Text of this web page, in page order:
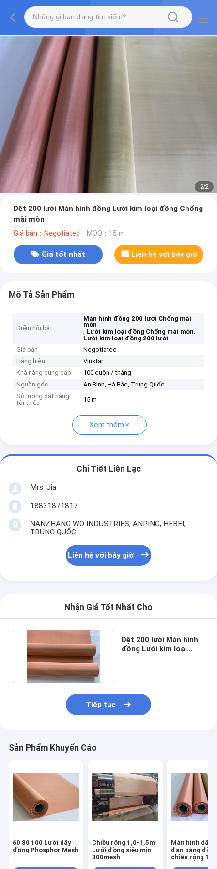
2/2
Dệt 200 lưới Màn hình đồng Lưới kim loại đồng Chống
mài mòn
Giá bán：Negotiated MOQ：15 m
Giá tốt nhất Liên hệ với bây giờ
Mô Tả Sản Phẩm
Điểm nổi bật
Màn hình đồng 200 lưới Chống mài
mòn
, Lưới kim loại đồng Chống mài mòn,
Lưới kim loại đồng 200 lưới
Giá bán
Negotiated
Hàng hiệu
Vinstar
Khả năng cung cấp
100 cuộn / tháng
Nguồn gốc
An Bình, Hà Bắc, Trung Quốc
Số lượng đặt hàng
tối thiểu
15 m
Xem thêm
Chi Tiết Liên Lạc
Mrs. Jia
18831871817
NANZHANG WO INDUSTRIES, ANPING, HEBEI,
TRUNG QUỐC
Liên hệ với bây giờ
Nhận Giá Tốt Nhất Cho
Dệt 200 lưới Màn hình
đồng Lưới kim loại
Tiếp tục
Sản Phẩm Khuyến Cáo
60 80 100 Lưới dây
đồng Phosphor Mesh
Chiều rộng 1,0-1,5m
Lưới đồng siêu mịn
300mesh
Màn hình dây
đan bằng
chiều rộng 1m